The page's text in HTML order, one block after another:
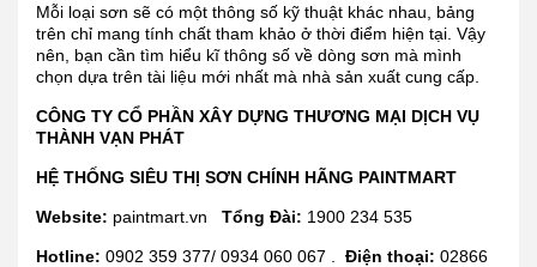
Mỗi loại sơn sẽ có một thông số kỹ thuật khác nhau, bảng
trên chỉ mang tính chất tham khảo ở thời điểm hiện tại. Vậy
nên, bạn cần tìm hiểu kĩ thông số về dòng sơn mà mình
chọn dựa trên tài liệu mới nhất mà nhà sản xuất cung cấp.
CÔNG TY CỔ PHẦN XÂY DỰNG THƯƠNG MẠI DỊCH VỤ
THÀNH VẠN PHÁT
HỆ THỐNG SIÊU THỊ SƠN CHÍNH HÃNG PAINTMART
Website: paintmart.vn Tổng Đài: 1900 234 535
Hotline: 0902 359 377/ 0934 060 067 . Điện thoại: 02866